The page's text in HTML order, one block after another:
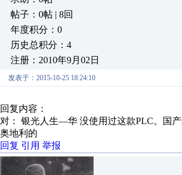
帖子：0帖 | 8回
年度积分：0
历史总积分：4
注册：2010年9月02日
发表于：2015-10-25 18:24:10
回复内容：
对： 银光人生—华 没使用过这款PLC。国产
奥地利的
回复 引用 举报